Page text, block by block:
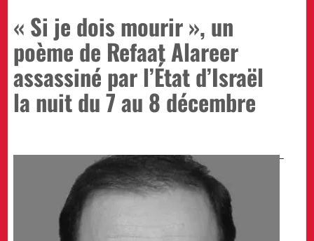
« Si je dois mourir », un
poème de Refaat Alareer
assassiné par l’État d’Israël
la nuit du 7 au 8 décembre